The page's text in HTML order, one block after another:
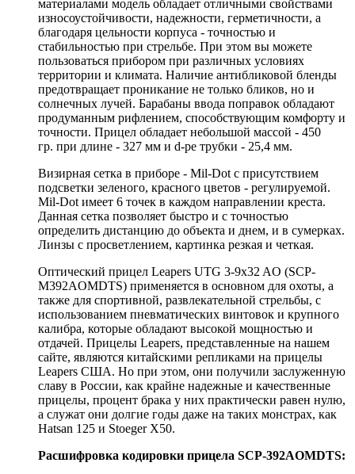
материалами модель обладает отличными свойствами
износоустойчивости, надежности, герметичности, а
благодаря цельности корпуса - точностью и
стабильностью при стрельбе. При этом вы можете
пользоваться прибором при различных условиях
территории и климата. Наличие антибликовой бленды
предотвращает проникание не только бликов, но и
солнечных лучей. Барабаны ввода поправок обладают
продуманным рифлением, способствующим комфорту и
точности. Прицел обладает небольшой массой - 450
гр. при длине - 327 мм и d-ре трубки - 25,4 мм.
Визирная сетка в приборе - Mil-Dot с присутствием
подсветки зеленого, красного цветов - регулируемой.
Mil-Dot имеет 6 точек в каждом направлении креста.
Данная сетка позволяет быстро и с точностью
определить дистанцию до объекта и днем, и в сумерках.
Линзы с просветлением, картинка резкая и четкая.
Оптический прицел Leapers UTG 3-9x32 AO (SCP-
M392AOMDTS) применяется в основном для охоты, а
также для спортивной, развлекательной стрельбы, с
использованием пневматических винтовок и крупного
калибра, которые обладают высокой мощностью и
отдачей. Прицелы Leapers, представленные на нашем
сайте, являются китайскими репликами на прицелы
Leapers США. Но при этом, они получили заслуженную
славу в России, как крайне надежные и качественные
прицелы, процент брака у них практически равен нулю,
а служат они долгие годы даже на таких монстрах, как
Hatsan 125 и Stoeger X50.
Расшифровка кодировки прицела SCP-392AOMDTS: